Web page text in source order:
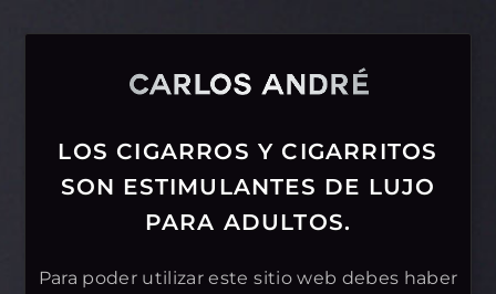
PREMIUM CIGARS
FAMILY RESERVE
representa el placer del puro al máximo nivel.
LOS CIGARROS Y CIGARRITOS
SON ESTIMULANTES DE LUJO
PARA ADULTOS.
Para poder utilizar este sitio web debes haber